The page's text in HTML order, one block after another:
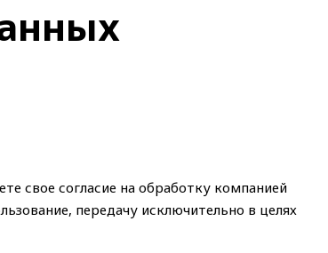
свое согласие на обработку компанией
передачу исключительно в целях